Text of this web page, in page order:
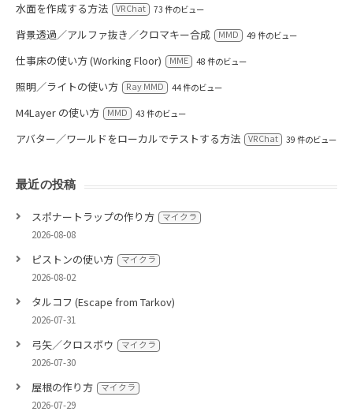
水面を作成する方法 VRChat 73 件のビュー
背景透過／アルファ抜き／クロマキー合成 MMD 49 件のビュー
仕事床の使い方 (Working Floor) MME 48 件のビュー
照明／ライトの使い方 Ray MMD 44 件のビュー
M4Layer の使い方 MMD 43 件のビュー
アバター／ワールドをローカルでテストする方法 VRChat 39 件のビュー
最近の投稿
スポナートラップの作り方 マイクラ
2026-08-08
ピストンの使い方 マイクラ
2026-08-02
タルコフ (Escape from Tarkov)
2026-07-31
弓矢／クロスボウ マイクラ
2026-07-30
屋根の作り方 マイクラ
2026-07-29